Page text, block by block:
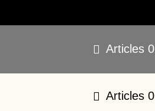
Articles 0
Articles 0